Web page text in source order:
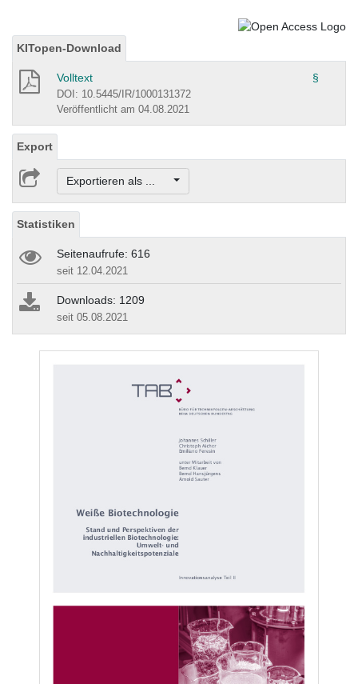
KITopen-Download
Volltext §
DOI: 10.5445/IR/1000131372
Veröffentlicht am 04.08.2021
Export
Exportieren als ...
Statistiken
Seitenaufrufe: 616
seit 12.04.2021
Downloads: 1209
seit 05.08.2021